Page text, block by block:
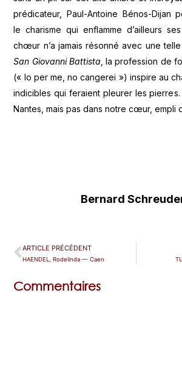
prédicateur, Paul-Antoine Bénos-Dijan
le charisme qui enflamme d’ailleurs
chœur n’a jamais résonné avec une
San Giovanni Battista , la profession de
(« Io per me, no cangerei ») inspire au
indicibles qui feraient pleurer les
Nantes, mais pas dans notre cœur, empli
Bernard
ARTICLE PRÉCÉDENT
HAENDEL, Rodelinda — Caen
Commentaires